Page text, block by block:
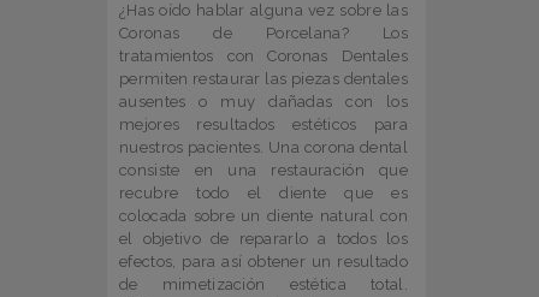
¿Has oído hablar alguna vez sobre las
Coronas de Porcelana? Los
tratamientos con Coronas Dentales
permiten restaurar las piezas dentales
ausentes o muy dañadas con los
mejores resultados estéticos para
nuestros pacientes. Una corona dental
consiste en una restauración que
recubre todo el diente que es
colocada sobre un diente natural con
el objetivo de repararlo a todos los
efectos, para así obtener un resultado
de mimetización estética total.